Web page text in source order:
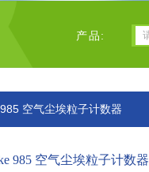
产品:
空气尘埃粒子计数器
985 空气尘埃粒子计数器